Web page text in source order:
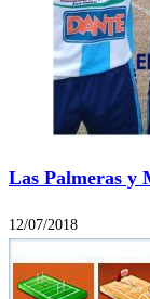
Las Palmeras y
12/07/2018